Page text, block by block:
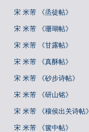
宋 米芾 《烝徒帖》
宋 米芾 《珊瑚帖》
宋 米芾 《甘露帖》
宋 米芾 《真酥帖》
宋 米芾 《砂步诗帖》
宋 米芾 《研山铭》
宋 米芾 《穰侯出关诗帖》
宋 米芾 《箧中帖》